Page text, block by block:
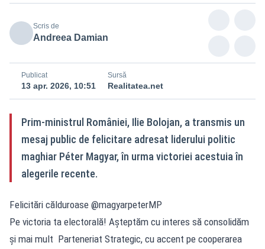
Scris de
Andreea Damian
Publicat
13 apr. 2026, 10:51
Sursă
Realitatea.net
Prim-ministrul României, Ilie Bolojan, a transmis un
mesaj public de felicitare adresat liderului politic
maghiar Péter Magyar, în urma victoriei acestuia în
alegerile recente.
Felicitări călduroase @magyarpeterMP
Pe victoria ta electorală! Așteptăm cu interes să consolidăm
și mai mult Parteneriat Strategic, cu accent pe cooperarea